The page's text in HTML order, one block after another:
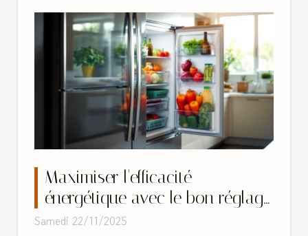
Maximiser l'efficacité
énergétique avec le bon réglage
du frigo
Samedi 22/11/2025